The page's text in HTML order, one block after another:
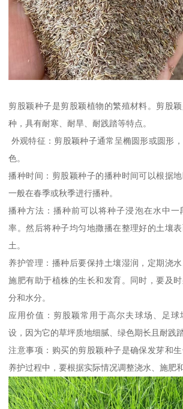
剪股颖种子是剪股颖植物的繁殖材料。剪股
种，具有耐寒、耐旱、耐践踏等特点。
外观特征：剪股颖种子通常呈椭圆形或圆形
色。
播种时间：剪股颖种子的播种时间可以根据
一般在春季或秋季进行播种。
播种方法：播种前可以将种子浸泡在水中一
率。然后将种子均匀地撒播在整理好的土壤
土。
养护管理：播种后要保持土壤湿润，定期浇
施肥有助于植株的生长和发育。同时，要及
分和水分。
应用价值：剪股颖常用于高尔夫球场、足球
设，因为它的草坪质地细腻、绿色期长且耐践踏
注意事项：购买的剪股颖种子是确保发芽和
养护过程中，要根据实际情况调整浇水、施肥